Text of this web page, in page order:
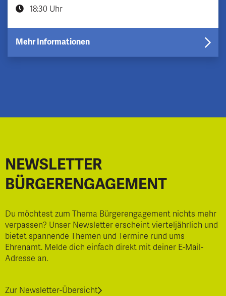
18:30 Uhr
Mehr Informationen
NEWSLETTER
BÜRGERENGAGEMENT
Du möchtest zum Thema Bürgerengagement nichts mehr
verpassen? Unser Newsletter erscheint vierteljährlich und
bietet spannende Themen und Termine rund ums
Ehrenamt. Melde dich einfach direkt mit deiner E-Mail-
Adresse an.
Zur Newsletter-Übersicht